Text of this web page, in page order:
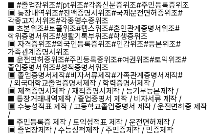
■ #졸업장위조#jpt위조#각종신분증위조#주민등록증위조
▣ 통장내역위조#잔액증명서위조#국제운전면허증위조#
각종고지서위조#각종영수증위조
■ 초본위조#토플위조#텝스위조#혼인관계증명서위조#
학위증명서위조#생활기록부위조#학생증위조
▣ 자격증위조#외국인등록증위조#인감위조#등본위조#
가족관계증명서위조
■ 운전면허증위조#주민등록증위조#여권위조#토익위조#
졸업증명서위조#성적증명서위조
▣ 졸업증명서제작#비자서류제작#가족관계증명서제작#
/ 외국대학교졸업증명서제작 / 학력증명서제작 /
▣ 제적증명서제작 / 재직증명서제작 / 등기부등본제작 /
■ 통장거래내역제작 / 졸업증명서 제작 / 비자서류 제작 /
▣ 수능성적표 제작 / 고등학교졸업증명서 제작 / 운전면허증 제작
/
■ 주민등록증 제작 / 토익성적표 제작 / 운전면허제작 /
▣ 졸업장제작 / 수능성적제작 / 주민증제작 / 민증제작